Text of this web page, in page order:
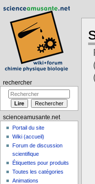
rechercher
scienceamusante.net
Portail du site
Wiki (accueil)
Forum de discussion
scientifique
Étiquettes pour produits
Toutes les catégories
Animations